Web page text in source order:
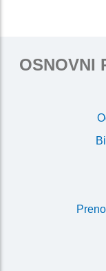
OSNOVNI